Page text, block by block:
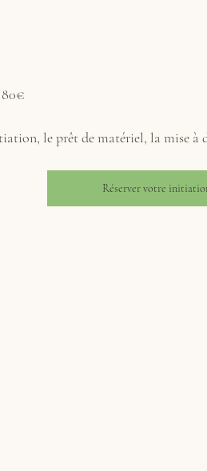
80€
le prêt de matériel, la mise à
Réserver votre